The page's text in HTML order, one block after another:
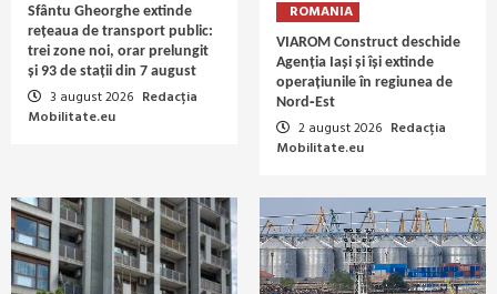
Sfântu Gheorghe extinde
rețeaua de transport public:
trei zone noi, orar prelungit
și 93 de stații din 7 august
3 august 2026 Redacția
Mobilitate.eu
ROMANIA
VIAROM Construct deschide
Agenția Iași și își extinde
operațiunile în regiunea de
Nord‑Est
2 august 2026 Redacția
Mobilitate.eu